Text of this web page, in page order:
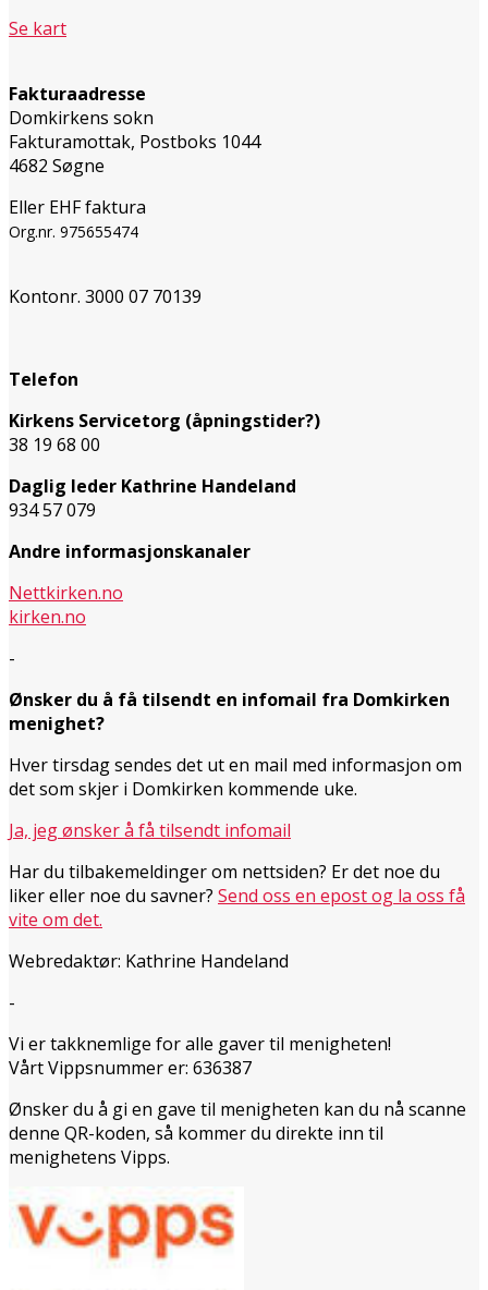
Se kart
Fakturaadresse
Domkirkens sokn
Fakturamottak, Postboks 1044
4682 Søgne
Eller EHF faktura
Org.nr. 975655474
Kontonr. 3000 07 70139
Telefon
Kirkens Servicetorg (åpningstider?)
38 19 68 00
Daglig leder Kathrine Handeland
934 57 079
Andre informasjonskanaler
Nettkirken.no
kirken.no
-
Ønsker du å få tilsendt en infomail fra Domkirken
menighet?
Hver tirsdag sendes det ut en mail med informasjon om
det som skjer i Domkirken kommende uke.
Ja, jeg ønsker å få tilsendt infomail
Har du tilbakemeldinger om nettsiden? Er det noe du
liker eller noe du savner? Send oss en epost og la oss få
vite om det.
Webredaktør: Kathrine Handeland
-
Vi er takknemlige for alle gaver til menigheten!
Vårt Vippsnummer er: 636387
Ønsker du å gi en gave til menigheten kan du nå scanne
denne QR-koden, så kommer du direkte inn til
menighetens Vipps.